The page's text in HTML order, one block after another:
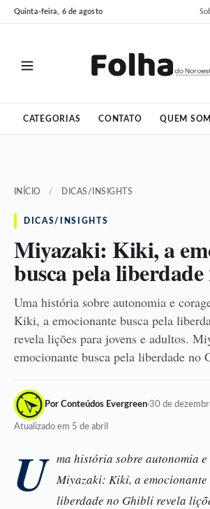
Pular
para
Pular
para
Quinta-feira, 6 de agosto
CATEGORIAS CONTATO QUEM
INÍCIO / DICAS/INSIGHTS
DICAS/INSIGHTS
Miyazaki: Kiki, a
busca pela
Uma história sobre autonomia e
Kiki, a emocionante busca pela
revela lições para jovens e adultos.
emocionante busca pela liberdade
Por Conteúdos Evergreen·30 de
Atualizado em 5 de abril
U ma história sobre autonomia e
Miyazaki: Kiki, a emocionante
liberdade no Ghibli revela